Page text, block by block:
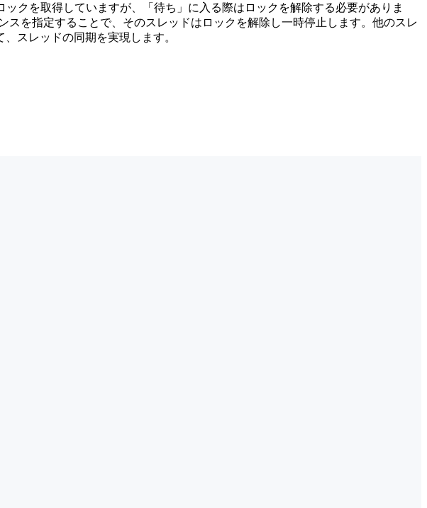
クを取得していますが、「待ち」に入る際はロックを解除する必要がありま
スを指定することで、そのスレッドはロックを解除し一時停止します。他のスレ
スレッドの同期を実現します。